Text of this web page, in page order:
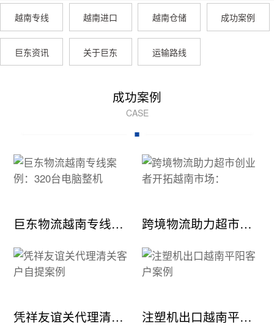
越南专线 越南进口 越南仓储 成功案例
巨东资讯 关于巨东 运输路线
成功案例
CASE
巨东物流越南专线案例：320台电脑整机 跨境物流助力超市创业者开拓越南市场：
凭祥友谊关代理清关客户自提案例 注塑机出口越南平阳客户案例